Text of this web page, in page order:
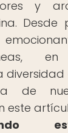
y
Desde
diversidad
de
este